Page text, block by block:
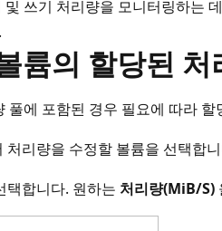
쓰기 처리량을 모니터링하는
륨의 할당된 처
풀에 포함된 경우 필요에 따라
처리량을 수정할 볼륨을 선택합
택합니다. 원하는 처리량(MiB/S)